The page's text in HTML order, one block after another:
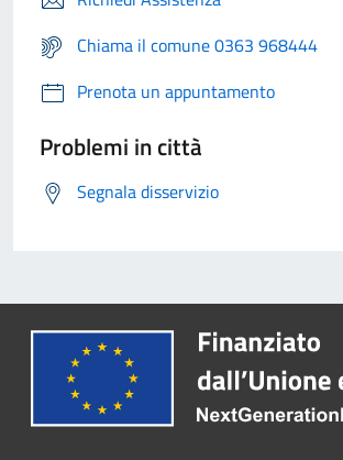
Chiama il comune 0363 968444
Prenota un appuntamento
Problemi in città
Segnala disservizio